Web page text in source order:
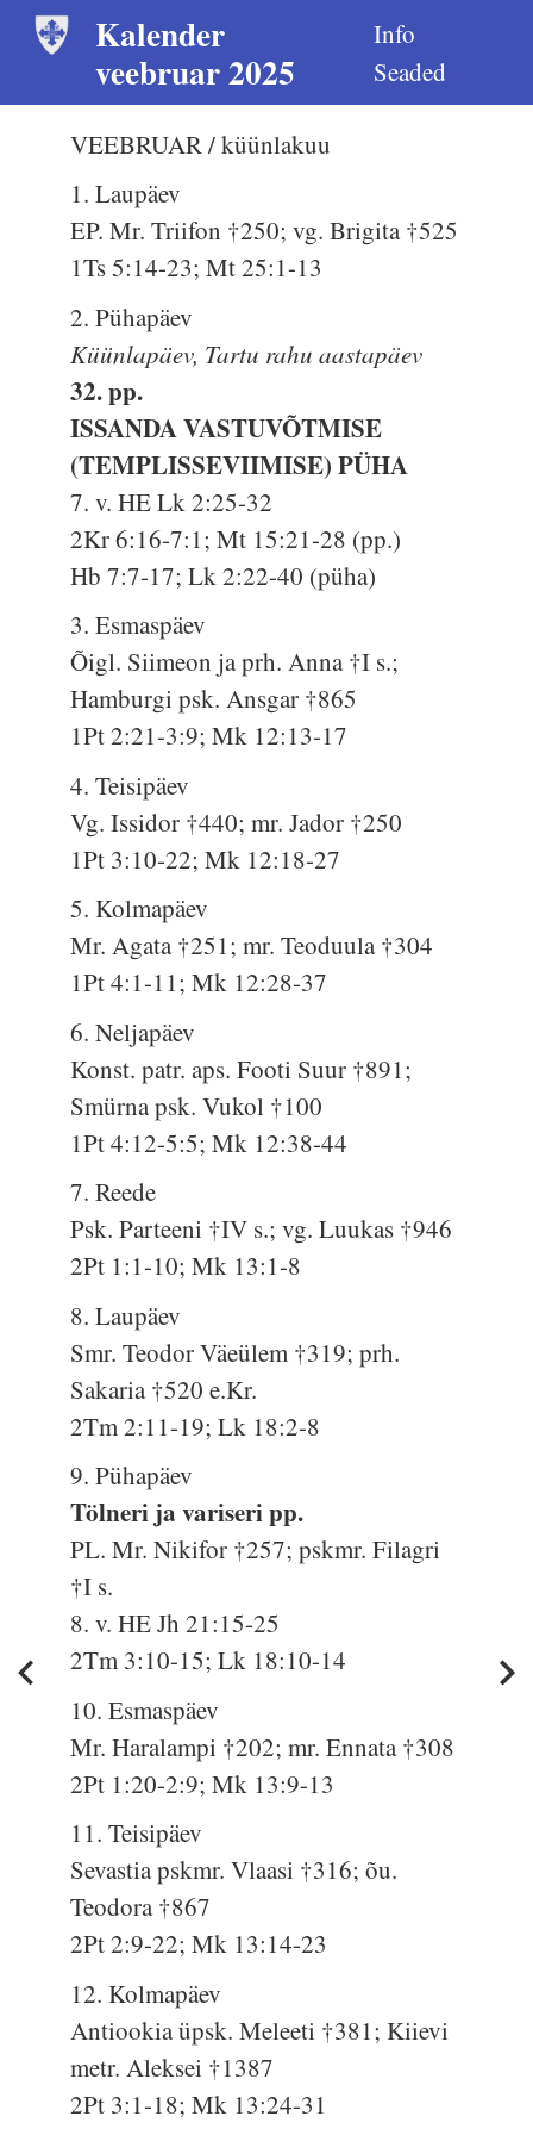
Kalender
veebruar 2025
Info
Seaded
VEEBRUAR / küünlakuu
1. Laupäev
EP. Mr. Triifon †250; vg. Brigita †525
1Ts 5:14-23; Mt 25:1-13
2. Pühapäev
Küünlapäev, Tartu rahu aastapäev
32. pp.
ISSANDA VASTUVÕTMISE
(TEMPLISSEVIIMISE) PÜHA
7. v. HE Lk 2:25-32
2Kr 6:16-7:1; Mt 15:21-28 (pp.)
Hb 7:7-17; Lk 2:22-40 (püha)
3. Esmaspäev
Õigl. Siimeon ja prh. Anna †I s.;
Hamburgi psk. Ansgar †865
1Pt 2:21-3:9; Mk 12:13-17
4. Teisipäev
Vg. Issidor †440; mr. Jador †250
1Pt 3:10-22; Mk 12:18-27
5. Kolmapäev
Mr. Agata †251; mr. Teoduula †304
1Pt 4:1-11; Mk 12:28-37
6. Neljapäev
Konst. patr. aps. Footi Suur †891;
Smürna psk. Vukol †100
1Pt 4:12-5:5; Mk 12:38-44
7. Reede
Psk. Parteeni †IV s.; vg. Luukas †946
2Pt 1:1-10; Mk 13:1-8
8. Laupäev
Smr. Teodor Väeülem †319; prh.
Sakaria †520 e.Kr.
2Tm 2:11-19; Lk 18:2-8
9. Pühapäev
Tölneri ja variseri pp.
PL. Mr. Nikifor †257; pskmr. Filagri
†I s.
8. v. HE Jh 21:15-25
2Tm 3:10-15; Lk 18:10-14
10. Esmaspäev
Mr. Haralampi †202; mr. Ennata †308
2Pt 1:20-2:9; Mk 13:9-13
11. Teisipäev
Sevastia pskmr. Vlaasi †316; õu.
Teodora †867
2Pt 2:9-22; Mk 13:14-23
12. Kolmapäev
Antiookia üpsk. Meleeti †381; Kiievi
metr. Aleksei †1387
2Pt 3:1-18; Mk 13:24-31